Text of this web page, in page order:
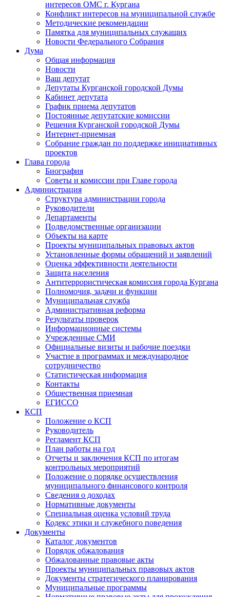
интересов ОМС г. Кургана
Конфликт интересов на муниципальной службе
Методические рекомендации
Памятка для муниципальных служащих
Новости Федерального Cобрания
Дума
Общая информация
Новости
Ваш депутат
Депутаты Курганской городской Думы
Кабинет депутата
График приема депутатов
Постоянные депутатские комиссии
Решения Курганской городской Думы
Интернет-приемная
Собрание граждан по поддержке инициативных
проектов
Глава города
Биография
Советы и комиссии при Главе города
Администрация
Структура администрации города
Руководители
Департаменты
Подведомственные организации
Объекты на карте
Проекты муниципальных правовых актов
Установленные формы обращений и заявлений
Оценка эффективности деятельности
Защита населения
Антитеррористическая комиссия города Кургана
Полномочия, задачи и функции
Муниципальная служба
Административная реформа
Результаты проверок
Информационные системы
Учрежденные СМИ
Официальные визиты и рабочие поездки
Участие в программах и международное
сотрудничество
Статистическая информация
Контакты
Общественная приемная
ЕГИССО
КСП
Положение о КСП
Руководитель
Регламент КСП
План работы на год
Отчеты и заключения КСП по итогам
контрольных мероприятий
Положение о порядке осуществления
муниципального финансового контроля
Сведения о доходах
Нормативные документы
Специальная оценка условий труда
Кодекс этики и служебного поведения
Документы
Каталог документов
Порядок обжалования
Обжалованные правовые акты
Проекты муниципальных правовых актов
Документы стратегического планирования
Муниципальные программы